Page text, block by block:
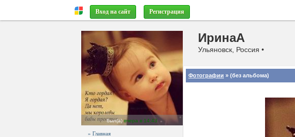
Вход на сайт Регистрация
ИринаА
Ульяновск, Россия •
был(а) вчера в 14:43
» Главная
Фотографии » (без альбома)